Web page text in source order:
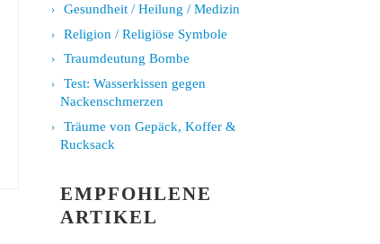
Gesundheit / Heilung / Medizin
Religion / Religiöse Symbole
Traumdeutung Bombe
Test: Wasserkissen gegen
Nackenschmerzen
Träume von Gepäck, Koffer &
Rucksack
EMPFOHLENE
ARTIKEL